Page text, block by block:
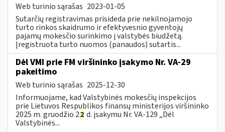
Web turinio sąrašas 2023-01-05
Sutarčių registravimas prisideda prie nekilnojamojo
turto rinkos skaidrumo ir efektyvesnio gyventojų
pajamų mokesčio surinkimo į valstybės biudžetą.
Įregistruota turto nuomos (panaudos) sutartis...
Dėl VMI prie FM viršininko įsakymo Nr. VA-29
pakeitimo
Web turinio sąrašas 2025-12-30
Informuojame, kad Valstybinės mokesčių inspekcijos
prie Lietuvos Respublikos finansų ministerijos viršininko
2025 m. gruodžio 22 d. įsakymu Nr. VA-129 „Dėl
Valstybinės...